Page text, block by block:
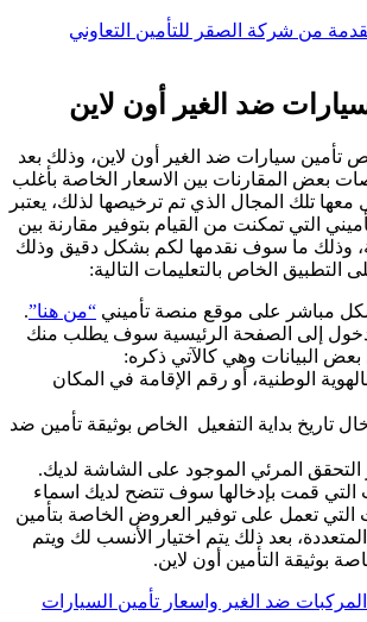
من شركة الصقر للتأمين التعاوني
ضد الغير أون لاين
تأمين سيارات ضد الغير أون لاين، وذلك بعد
بعض المقارنات بين الاسعار الخاصة بأغلب
معها تلك المجال الذي تم ترخيصها لذلك، يعتبر
التي تمكنت من القيام بتوفير مقارنة بين
عن ٢٠ شركة، وذلك ما سوف نقدمها لكم بشكل دقيق وذلك
الخاص بالتعليمات التالية:
مباشر على موقع منصة تأميني “من هنا”.
إلى الصفحة الرئيسية سوف يطلب منك
بعض البيانات وهي كالآتي ذكره:
الوطنية، أو رقم الإقامة في المكان
تاريخ بداية التفعيل الخاص بوثيقة تأمين ضد
التحقق المرئي الموجود على الشاشة لديك.
التي قمت بإدخالها سوف تتضح لديك اسماء
تعمل على توفير العروض الخاصة بتأمين
بعد ذلك يتم اختيار الأنسب لك ويتم
بوثيقة التأمين أون لاين.
ضد الغير واسعار تأمين السيارات